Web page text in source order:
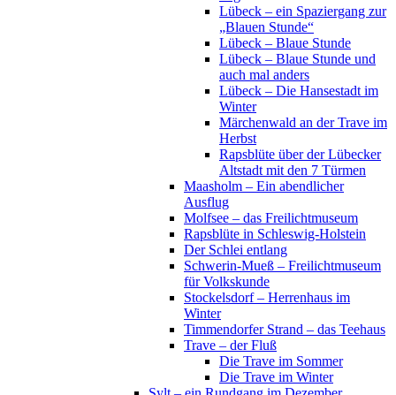
Lübeck – ein Spaziergang zur
„Blauen Stunde“
Lübeck – Blaue Stunde
Lübeck – Blaue Stunde und
auch mal anders
Lübeck – Die Hansestadt im
Winter
Märchenwald an der Trave im
Herbst
Rapsblüte über der Lübecker
Altstadt mit den 7 Türmen
Maasholm – Ein abendlicher
Ausflug
Molfsee – das Freilichtmuseum
Rapsblüte in Schleswig-Holstein
Der Schlei entlang
Schwerin-Mueß – Freilichtmuseum
für Volkskunde
Stockelsdorf – Herrenhaus im
Winter
Timmendorfer Strand – das Teehaus
Trave – der Fluß
Die Trave im Sommer
Die Trave im Winter